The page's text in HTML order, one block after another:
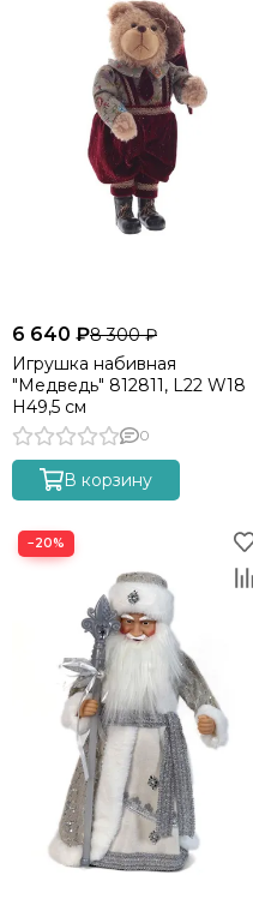
6 640 ₽8 300 ₽
Игрушка набивная
"Медведь" 812811, L22 W18
H49,5 см
0
В корзину
−20%